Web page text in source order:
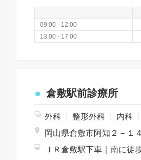
09:00 - 12:00
13:00 - 17:00
倉敷駅前診療所
外科 整形外科 内科
岡山県倉敷市阿知２－１